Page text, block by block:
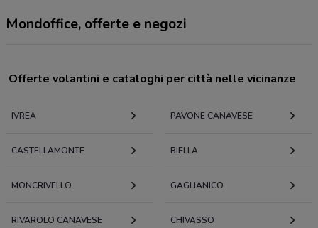
Mondoffice, offerte e negozi
Offerte volantini e cataloghi per città nelle vicinanze
IVREA PAVONE CANAVESE
CASTELLAMONTE BIELLA
MONCRIVELLO GAGLIANICO
RIVAROLO CANAVESE CHIVASSO